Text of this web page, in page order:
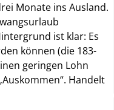
Monate ins Ausland.
ist klar: Es
können (die 183-
geringen Lohn
Handelt